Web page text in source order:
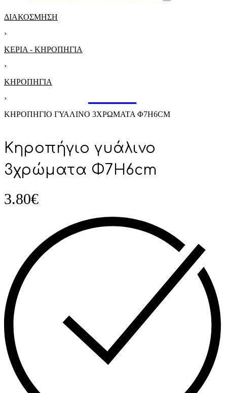
ΔΙΑΚΟΣΜΗΣΗ
›
ΚΕΡΙΑ - ΚΗΡΟΠΗΓΙΑ
›
ΚΗΡΟΠΉΓΙΑ
›
ΚΗΡΟΠΉΓΙΟ ΓΥΆΛΙΝΟ 3ΧΡΏΜΑΤΑ Φ7Η6CM
Κηροπήγιο γυάλινο
3χρώματα Φ7Η6cm
3.80€